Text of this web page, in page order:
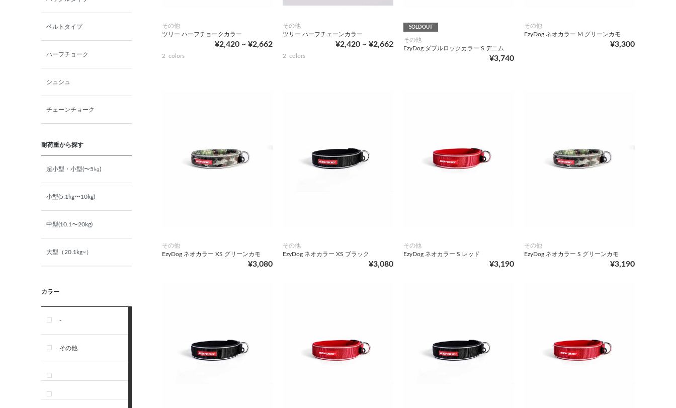
猫ウェットフード
猫おやつ
その他ペット用品
両生類）
小動物・鳥用品
その他用品（魚・爬虫類・両
ベルトタイプ
ハーフチョーク
シュシュ
チェーンチョーク
耐荷重から探す
超小型・小型(〜5㎏)
小型(5.1kg〜10kg)
中型(10.1〜20kg)
大型（20.1kg~）
カラー
-
その他
その他
ツリー ハーフチョークカラー
¥2,420 ~ ¥2,662
2 colors
その他
ツリー ハーフチェーンカラー
¥2,420 ~ ¥2,662
2 colors
SOLDOUT
その他
EzyDog ダブルロックカラー S デニム
¥3,740
その他
EzyDog ネオカラー M グリーンカモ
¥3,300
その他
EzyDog ネオカラー XS グリーンカモ
¥3,080
その他
EzyDog ネオカラー XS ブラック
¥3,080
その他
EzyDog ネオカラー S レッド
¥3,190
その他
EzyDog ネオカラー S グリーンカモ
¥3,190